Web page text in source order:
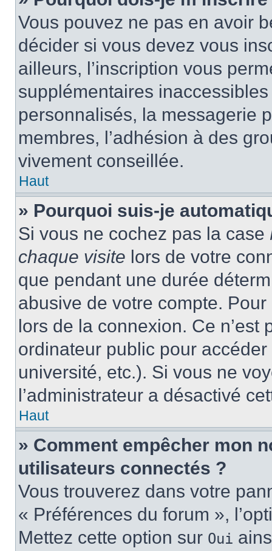
Vous pouvez ne pas en avoir
décider si vous devez vous
ailleurs, l’inscription vous
supplémentaires
personnalisés, la messagerie
membres, l’adhésion à des
vivement conseillée.
Haut
» Pourquoi suis-je
Si vous ne cochez pas la case
chaque visite lors de votre
que pendant une durée
abusive de votre compte.
lors de la connexion. Ce
ordinateur public pour
université, etc.). Si vous ne
l’administrateur a désactivé
Haut
» Comment empêcher mon
utilisateurs connectés ?
Vous trouverez dans votre
« Préférences du forum »,
Mettez cette option sur Oui